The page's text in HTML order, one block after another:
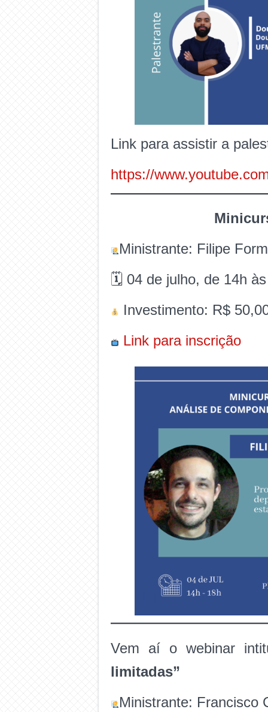
Link para assistir a
https://
Ministrante: Filipe
🗓 04 de julho, de 14h
Investimento: R$
Link para inscrição
Vem aí o webinar
limitadas”
Ministrante: Francisco